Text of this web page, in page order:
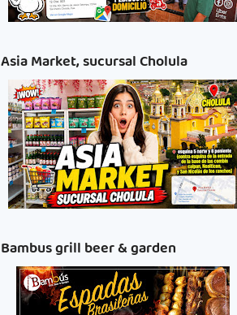
Asia Market, sucursal Cholula
Bambus grill beer & garden